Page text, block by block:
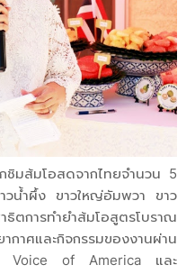
ชิมส้มโอสดจากไทยจำนวน 5
น้ำผึ้ง ขาวใหญ่อัมพวา ขาว
ตการทำยำส้มโอสูตรโบราณ
กาศและกิจกรรมของงานผ่าน
Voice of America และ